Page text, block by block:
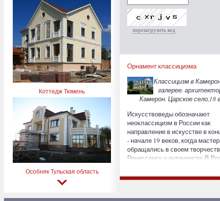
Коттедж Тюмень
Особняк Тульская область
перезагрузить код
Орнамент классицизма
Классицизм в
галерее.
Камерон. Царское село,18
Искусствоведы обозначают
неоклассицизм в России как
направление в искусстве в
- начале 19 веков, когда
обращались в своем
Ренессансу и античности. В
считается период 1762 - 1840